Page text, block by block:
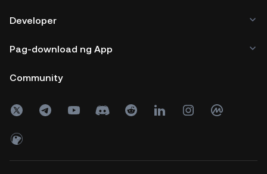
Developer
Pag-download ng App
Community